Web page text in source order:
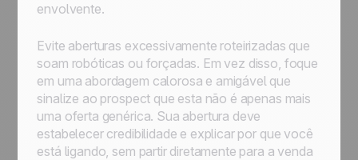
envolvente.
Evite aberturas excessivamente roteirizadas que
soam robóticas ou forçadas. Em vez disso, foque
em uma abordagem calorosa e amigável que
sinalize ao prospect que esta não é apenas mais
uma oferta genérica. Sua abertura deve
estabelecer credibilidade e explicar por que você
está ligando, sem partir diretamente para a venda